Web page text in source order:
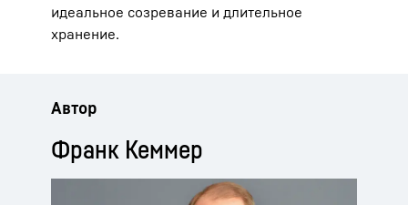
идеальное созревание и длительное
хранение.
Автор
Франк Кеммер